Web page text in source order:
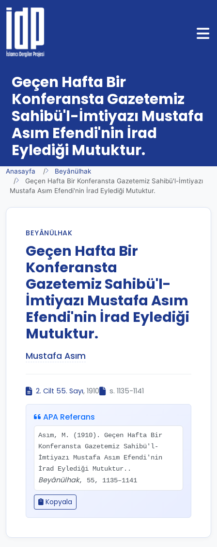
Geçen Hafta Bir
Konferansta Gazetemiz
Sahibü'l-İmtiyazı Mustafa
Asım Efendi'nin İrad
Eylediği Mutuktur.
Anasayfa
Beyânülhak
Geçen Hafta Bir Konferansta Gazetemiz Sahibü'l-İmtiyazı
Mustafa Asım Efendi'nin İrad Eylediği Mutuktur.
BEYÂNÜLHAK
Geçen Hafta Bir
Konferansta
Gazetemiz Sahibü'l-
İmtiyazı Mustafa Asım
Efendi'nin İrad Eylediği
Mutuktur.
Mustafa Asım
2. Cilt 55. Sayı, 1910 s. 1135-1141
APA Referans
Asım, M. (1910). Geçen Hafta Bir
Konferansta Gazetemiz Sahibü'l-
İmtiyazı Mustafa Asım Efendi'nin
İrad Eylediği Mutuktur..
Beyânülhak, 55, 1135–1141
Kopyala